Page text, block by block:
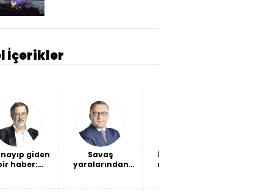
İçerikler
giden
haber:
Savaş
yaralarından
İki "hain", iki
mukadderat